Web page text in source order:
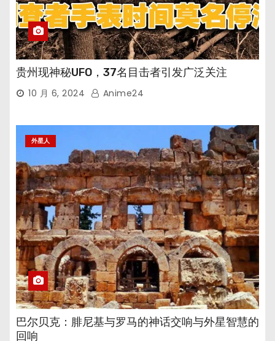
贵州现神秘UFO，37名目击者引发广泛关注
10 月 6, 2024 Anime24
外星人
巴尔贝克：腓尼基与罗马的神话交响与外星智慧的
回响